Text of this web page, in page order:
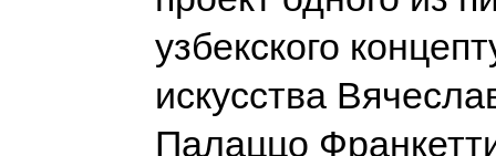
узбекского
искусства
Палаццо